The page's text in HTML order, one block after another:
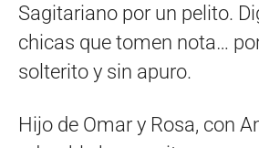
Sagitariano por un pelito.
chicas que tomen nota…
solterito y sin apuro.
Hijo de Omar y Rosa, con